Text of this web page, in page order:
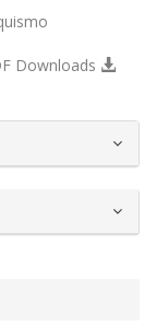
Downloads